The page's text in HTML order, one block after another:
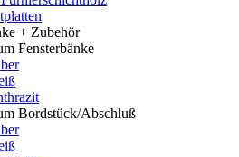
+ Zubehör
Fensterbänke
Bordstück/Abschluß